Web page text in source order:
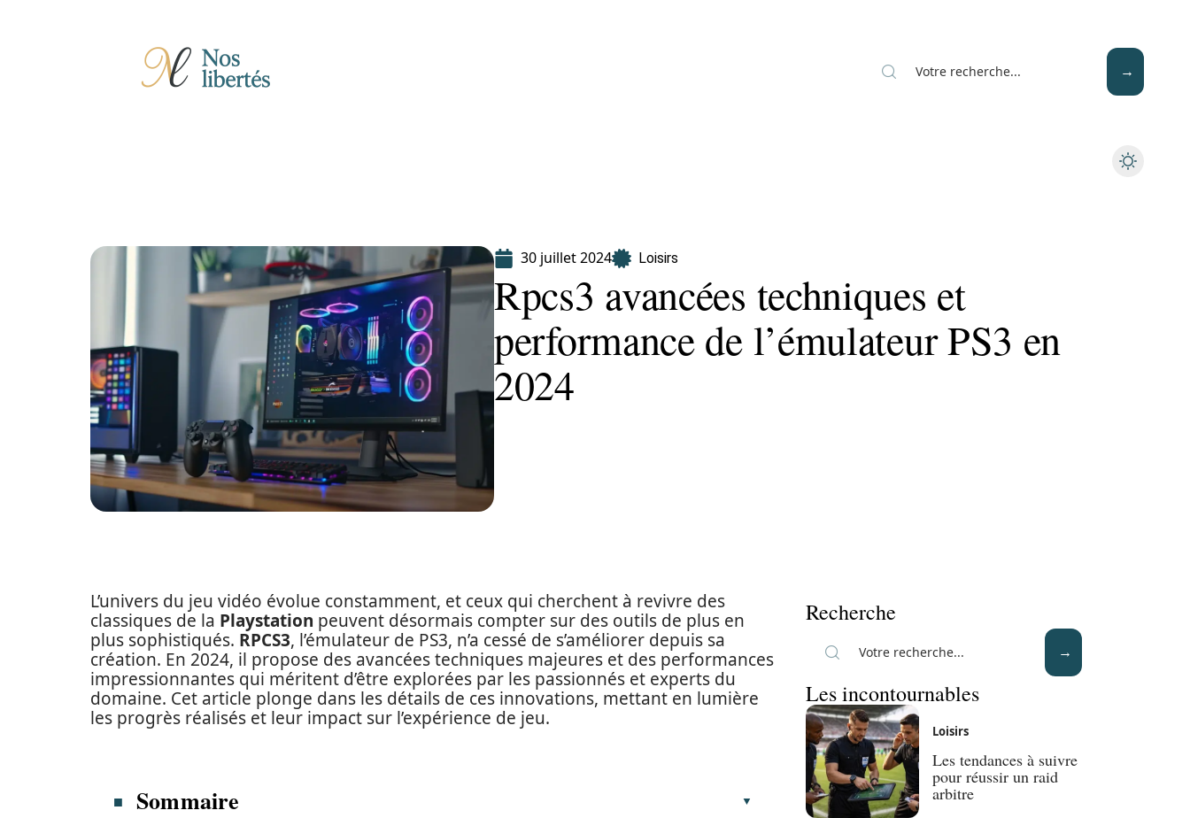
30 juillet 2024 Loisirs
Rpcs3 avancées techniques et
performance de l’émulateur PS3 en
2024
L’univers du jeu vidéo évolue constamment, et ceux qui cherchent à revivre des
classiques de la Playstation peuvent désormais compter sur des outils de plus en
plus sophistiqués. RPCS3, l’émulateur de PS3, n’a cessé de s’améliorer depuis sa
création. En 2024, il propose des avancées techniques majeures et des performances
impressionnantes qui méritent d’être explorées par les passionnés et experts du
domaine. Cet article plonge dans les détails de ces innovations, mettant en lumière
les progrès réalisés et leur impact sur l’expérience de jeu.
Sommaire
Recherche
Les incontournables
Loisirs
Les tendances à suivre
pour réussir un raid
arbitre